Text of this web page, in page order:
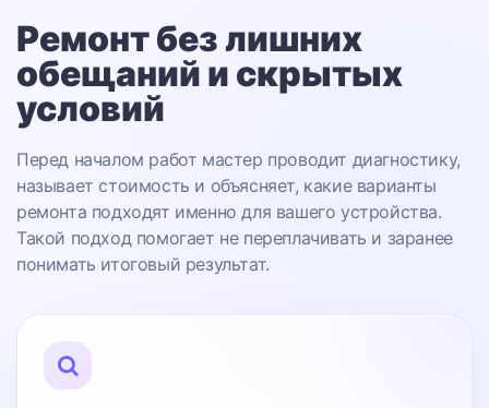
Ремонт без лишних
обещаний и скрытых
условий
Перед началом работ мастер проводит диагностику,
называет стоимость и объясняет, какие варианты
ремонта подходят именно для вашего устройства.
Такой подход помогает не переплачивать и заранее
понимать итоговый результат.